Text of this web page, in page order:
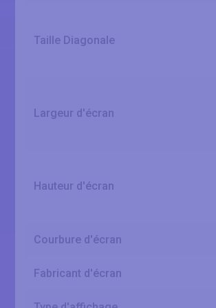
Taille Diagonale
Largeur d'écran
Hauteur d'écran
Courbure d'écran
Fabricant d'écran